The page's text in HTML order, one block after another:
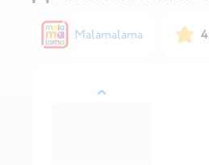
назад
Malamalama